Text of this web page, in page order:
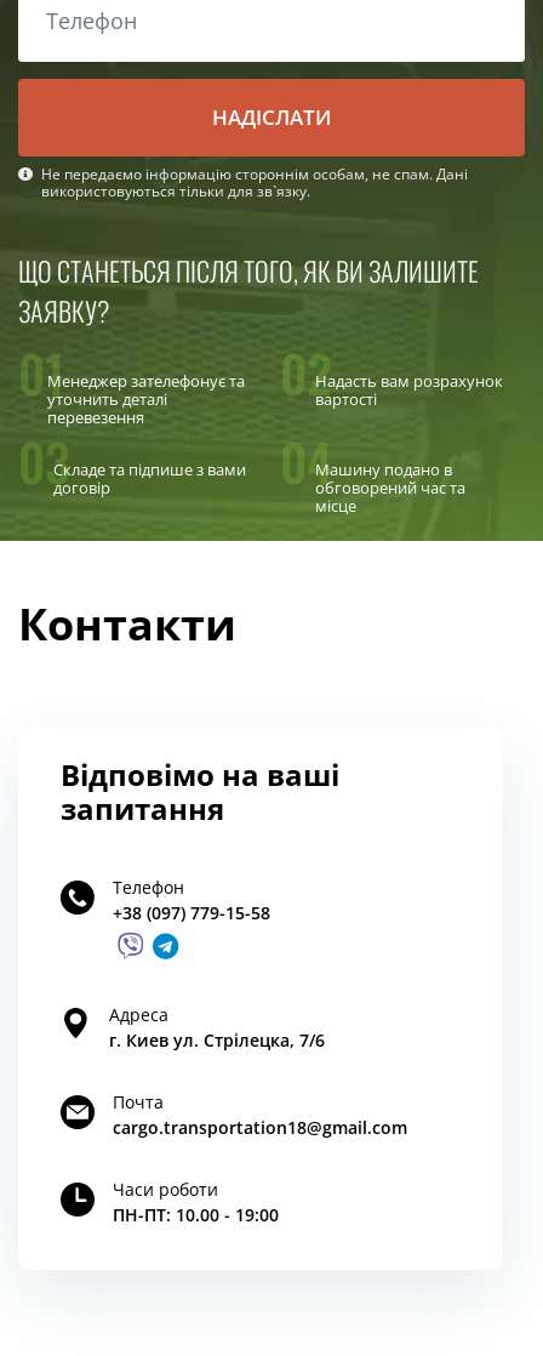
НАДІСЛАТИ
Не передаємо інформацію стороннім особам, не спам. Дані
використовуються тільки для зв`язку.
ЩО СТАНЕТЬСЯ ПІСЛЯ ТОГО, ЯК ВИ ЗАЛИШИТЕ
ЗАЯВКУ?
01Менеджер зателефонує та
уточнить деталі
перевезення
02Надасть вам розрахунок
вартості
03Складе та підпише з вами
договір
04Машину подано в
обговорений час та
місце
Контакти
Відповімо на ваші
запитання
Телефон
+38 (097) 779-15-58
Адреса
г. Киев ул. Стрілецка, 7/6
Почта
cargo.transportation18@gmail.com
Часи роботи
ПН-ПТ: 10.00 - 19:00